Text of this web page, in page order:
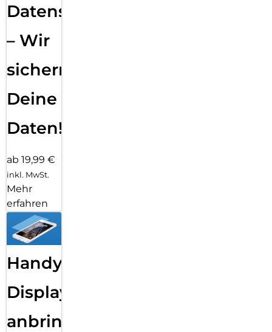
Datensicherung
– Wir
sichern
Deine
Daten!
ab 19,99 €
inkl. MwSt.
Mehr
erfahren
Handy
Displayfolie
anbringen